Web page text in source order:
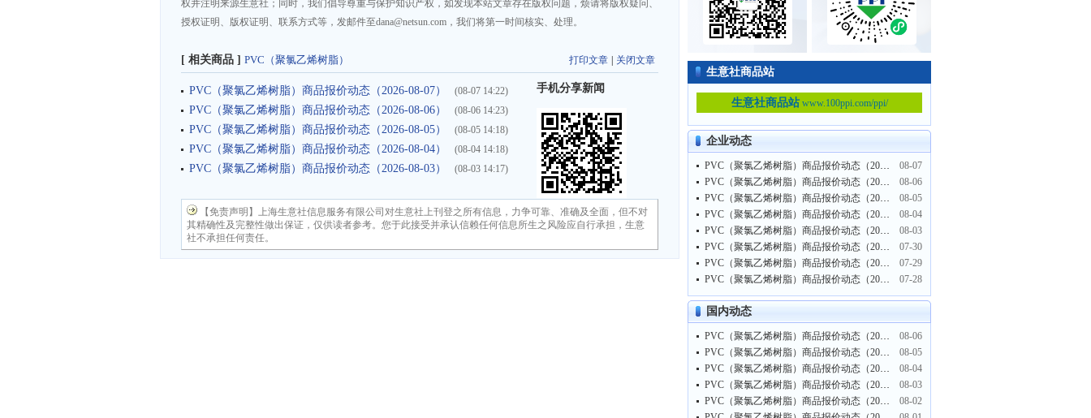
权并注明来源生意社；同时，我们倡导尊重与保护知识产权，如发现本站文章存在版权问题，烦请将版权疑问、
授权证明、版权证明、联系方式等，发邮件至dana@netsun.com，我们将第一时间核实、处理。
打印文章 关闭文章
[ 相关商品 ] PVC（聚氯乙烯树脂）
PVC（聚氯乙烯树脂）商品报价动态（2026-08-07） (08-07 14:22)
PVC（聚氯乙烯树脂）商品报价动态（2026-08-06） (08-06 14:23)
PVC（聚氯乙烯树脂）商品报价动态（2026-08-05） (08-05 14:18)
PVC（聚氯乙烯树脂）商品报价动态（2026-08-04） (08-04 14:18)
PVC（聚氯乙烯树脂）商品报价动态（2026-08-03） (08-03 14:17)
手机分享新闻
【免责声明】上海生意社信息服务有限公司对生意社上刊登之所有信息，力争可靠、准确及全面，但不对
其精确性及完整性做出保证，仅供读者参考。您于此接受并承认信赖任何信息所生之风险应自行承担，生意
社不承担任何责任。
生意社商品站
生意社商品站www.100ppi.com/ppi/
企业动态
PVC（聚氯乙烯树脂）商品报价动态（2026-08-07）
08-07
PVC（聚氯乙烯树脂）商品报价动态（2026-08-06）
08-06
PVC（聚氯乙烯树脂）商品报价动态（2026-08-05）
08-05
PVC（聚氯乙烯树脂）商品报价动态（2026-08-04）
08-04
PVC（聚氯乙烯树脂）商品报价动态（2026-08-03）
08-03
PVC（聚氯乙烯树脂）商品报价动态（2026-07-30）
07-30
PVC（聚氯乙烯树脂）商品报价动态（2026-07-29）
07-29
PVC（聚氯乙烯树脂）商品报价动态（2026-07-28）
07-28
国内动态
PVC（聚氯乙烯树脂）商品报价动态（2022-08-06）
08-06
PVC（聚氯乙烯树脂）商品报价动态（2022-08-05）
08-05
PVC（聚氯乙烯树脂）商品报价动态（2022-08-04）
08-04
PVC（聚氯乙烯树脂）商品报价动态（2022-08-03）
08-03
PVC（聚氯乙烯树脂）商品报价动态（2022-08-02）
08-02